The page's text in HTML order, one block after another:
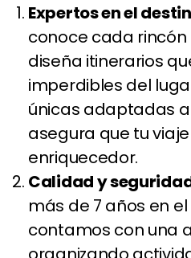
Expertos en el
conoce cada rincón
diseña itinerarios
imperdibles del
únicas adaptadas a
asegura que tu
enriquecedor.
Calidad y
más de 7 años en
contamos con una